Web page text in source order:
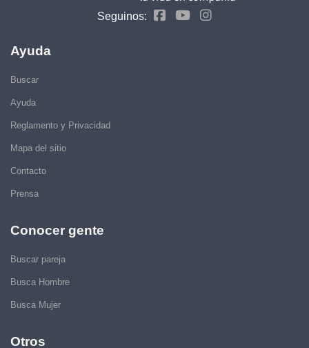
Seguinos:
Ayuda
Buscar
Ayuda
Reglamento y Privacidad
Mapa del sitio
Contacto
Prensa
Conocer gente
Buscar pareja
Busca Hombre
Busca Mujer
Otros